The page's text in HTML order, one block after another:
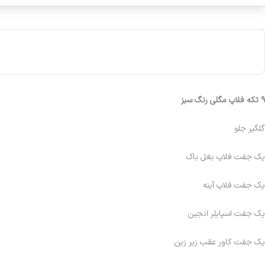
9 تکه فلاپ مگلی رنگ سبز
گلگیر جلو
یک جفت فلاپ بغل باک
یک جفت فلاپ آینه
یک جفت اسپایلر انجین
یک جفت کاور عقب زیر زین